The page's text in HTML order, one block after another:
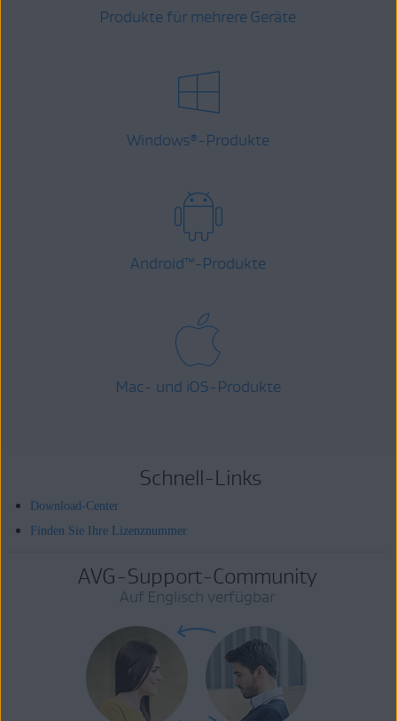
Produkte für mehrere Geräte
Windows® -Produkte
Android™-Produkte
Mac- und iOS-Produkte
Schnell-Links
Download-Center
Finden Sie Ihre Lizenznummer
AVG-Support-Community
Auf Englisch verfügbar